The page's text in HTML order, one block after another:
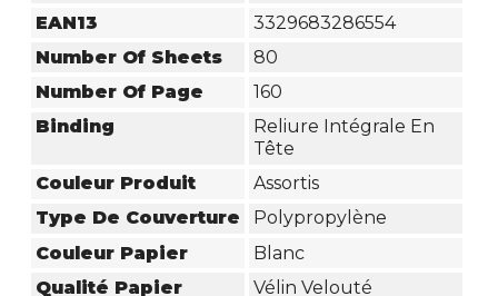
EAN13
3329683286554
Number Of Sheets
80
Number Of Page
160
Binding
Reliure Intégrale En
Tête
Couleur Produit
Assortis
Type De Couverture
Polypropylène
Couleur Papier
Blanc
Qualité Papier
Vélin Velouté